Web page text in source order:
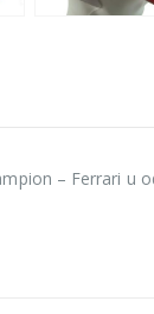
– Ferrari u